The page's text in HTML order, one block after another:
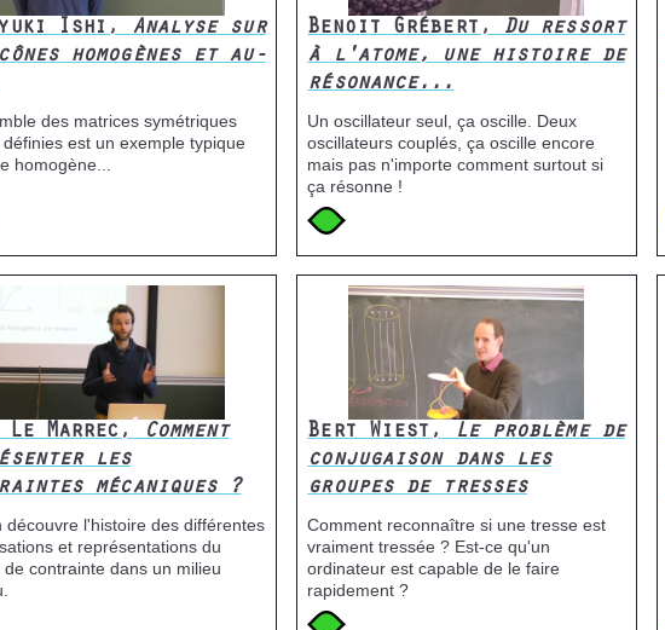
Ishi,Analyse sur
homogènes et au-
des matrices symétriques
définies est un exemple typique
homogène...
Benoit Grébert,Du ressort
à l'atome, une histoire de
résonance...
Un oscillateur seul, ça oscille. Deux
oscillateurs couplés, ça oscille encore
mais pas n'importe comment surtout si
ça résonne !
Icone
Image
Le Marrec,Comment
les
mécaniques ?
découvre l'histoire des différentes
et représentations du
de contrainte dans un milieu
Bert Wiest,Le problème de
conjugaison dans les
groupes de tresses
Comment reconnaître si une tresse est
vraiment tressée ? Est-ce qu'un
ordinateur est capable de le faire
rapidement ?
Icone
Image